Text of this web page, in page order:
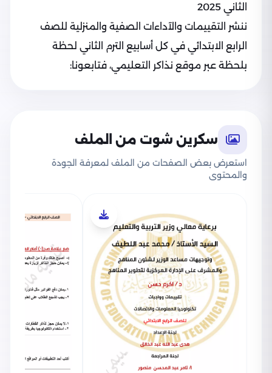
الثاني 2025
ننشر التقييمات والآداءات الصفية والمنزلية للصف
الرابع الابتدائي في كل أسابيع الترم الثاني لحظة
بلحظة عبر موقع نذاكر التعليمي، فتابعونا:
سكرين شوت من الملف
استعرض بعض الصفحات من الملف لمعرفة الجودة
والمحتوى